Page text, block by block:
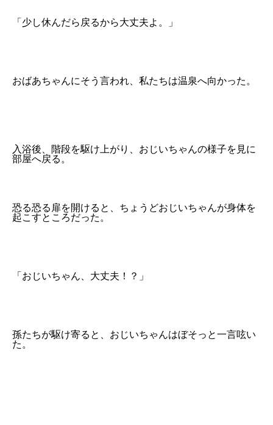
「少し休んだら戻るから大丈夫よ。」
おばあちゃんにそう言われ、私たちは温泉へ向かった。
入浴後、階段を駆け上がり、おじいちゃんの様子を見に
部屋へ戻る。
恐る恐る扉を開けると、ちょうどおじいちゃんが身体を
起こすところだった。
「おじいちゃん、大丈夫！？」
孫たちが駆け寄ると、おじいちゃんはぼそっと一言呟い
た。